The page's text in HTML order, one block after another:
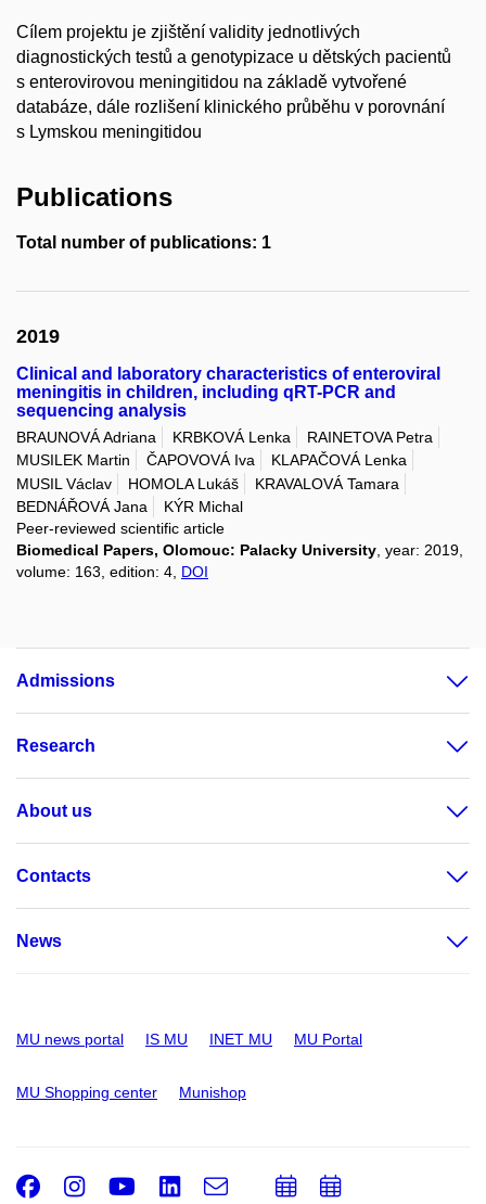
Cílem projektu je zjištění validity jednotlivých
diagnostických testů a genotypizace u dětských pacientů
s enterovirovou meningitidou na základě vytvořené
databáze, dále rozlišení klinického průběhu v porovnání
s Lymskou meningitidou
Publications
Total number of publications: 1
2019
Clinical and laboratory characteristics of enteroviral
meningitis in children, including qRT-PCR and
sequencing analysis
BRAUNOVÁ Adriana KRBKOVÁ Lenka
RAINETOVA Petra
MUSILEK Martin
ČAPOVOVÁ Iva
KLAPAČOVÁ Lenka
MUSIL Václav
HOMOLA Lukáš
KRAVALOVÁ Tamara
BEDNÁŘOVÁ Jana
KÝR Michal
Peer-reviewed scientific article
Biomedical Papers, Olomouc: Palacky University , year: 2019,
volume: 163, edition: 4, DOI
Admissions
Research
About us
Contacts
News
MU news portal IS MU INET MU MU Portal
MU Shopping center Munishop
Facebook
Instagram
Youtube
LinkedIn
e-
AddAdd